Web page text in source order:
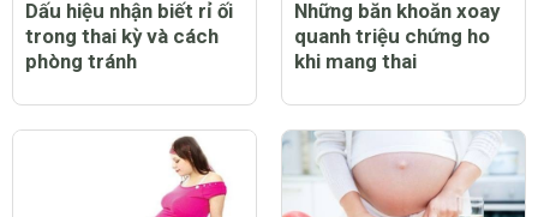
Dấu hiệu nhận biết rỉ ối
trong thai kỳ và cách
phòng tránh
Những băn khoăn xoay
quanh triệu chứng ho
khi mang thai